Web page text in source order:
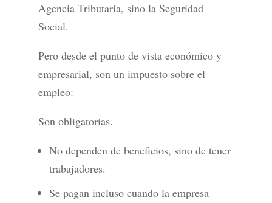
Agencia Tributaria, sino la Seguridad
Social.
Pero desde el punto de vista económico y
empresarial, son un impuesto sobre el
empleo:
Son obligatorias.
No dependen de beneficios, sino de tener
trabajadores.
Se pagan incluso cuando la empresa